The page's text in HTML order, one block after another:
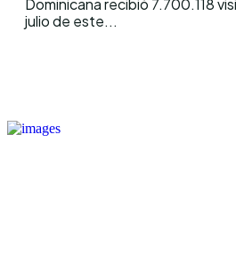
Dominicana recibió 7.700.118
julio de este...